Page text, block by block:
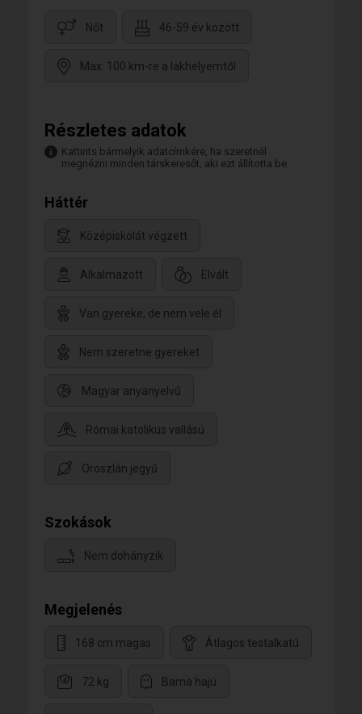
Nőt 46-59 év között
Max. 100 km-re a lakhelyemtől
Részletes adatok
Kattints bármelyik adatcímkére, ha szeretnél
megnézni minden társkeresőt, aki ezt állította be.
Háttér
Középiskolát végzett
Alkalmazott Elvált
Van gyereke, de nem vele él
Nem szeretne gyereket
Magyar anyanyelvű
Római katolikus vallású
Oroszlán jegyű
Szokások
Nem dohányzik
Megjelenés
168 cm magas Átlagos testalkatú
72 kg Barna hajú